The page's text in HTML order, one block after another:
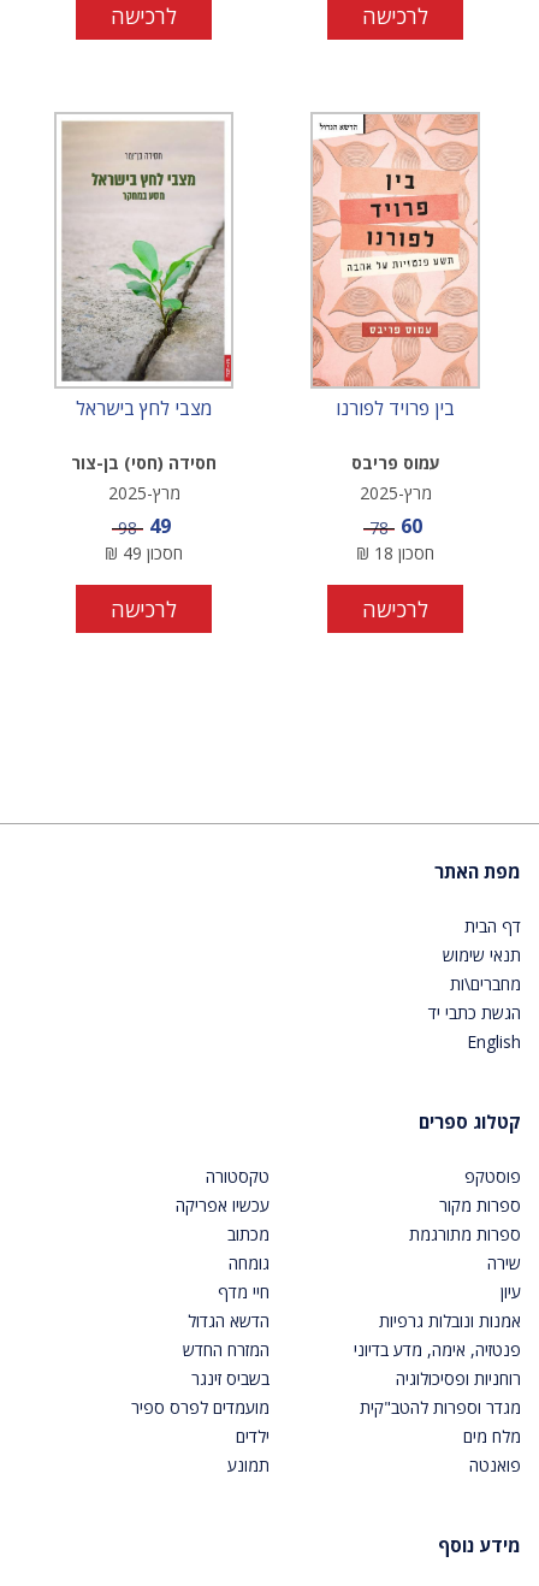
לרכישה לרכישה
בין פרויד לפורנו
עמוס פריבס
מרץ-2025
מחיר מבצע
60 מחיר
78
חסכון 18
₪
לרכישה
מצבי לחץ בישראל
חסידה (חסי) בן-צור
מרץ-2025
מחיר מבצע
49 מחיר
98
חסכון 49
₪
לרכישה
מפת האתר
דף הבית
תנאי שימוש
מחברים\ות
הגשת כתבי יד
English
קטלוג ספרים
פוסטקפ
ספרות מקור
ספרות מתורגמת
שירה
עיון
אמנות ונובלות גרפיות
פנטזיה, אימה, מדע בדיוני
רוחניות ופסיכולוגיה
מגדר וספרות להטב"קית
מלח מים
פואנטה
טקסטורה
עכשיו אפריקה
מכתוב
גומחה
חיי מדף
הדשא הגדול
המזרח החדש
בשביס זינגר
מועמדים לפרס ספיר
ילדים
תמונע
מידע נוסף